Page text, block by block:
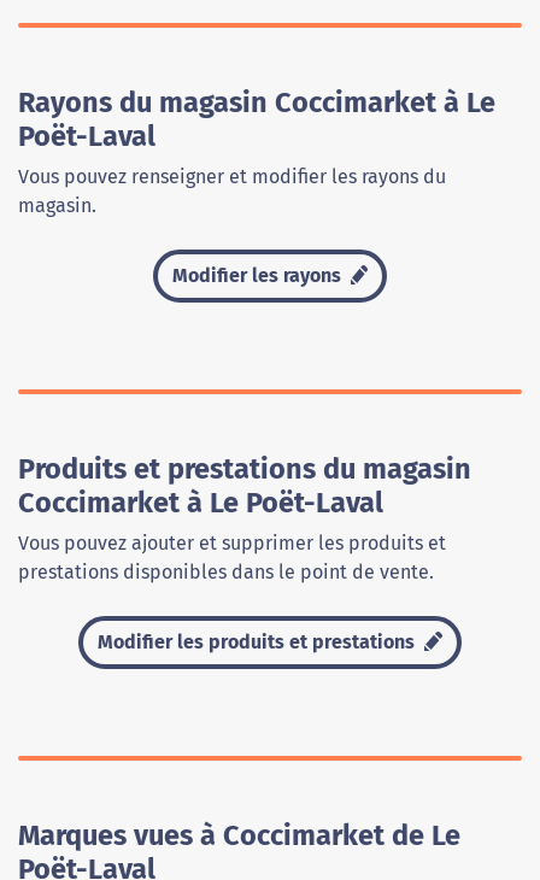
Rayons du magasin Coccimarket à Le
Poët-Laval
Vous pouvez renseigner et modifier les rayons du
magasin.
Modifier les rayons
Produits et prestations du magasin
Coccimarket à Le Poët-Laval
Vous pouvez ajouter et supprimer les produits et
prestations disponibles dans le point de vente.
Modifier les produits et prestations
Marques vues à Coccimarket de Le
Poët-Laval